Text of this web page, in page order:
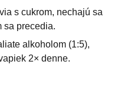
s cukrom, nechajú sa
sa precedia.
alkoholom (1:5),
2× denne.